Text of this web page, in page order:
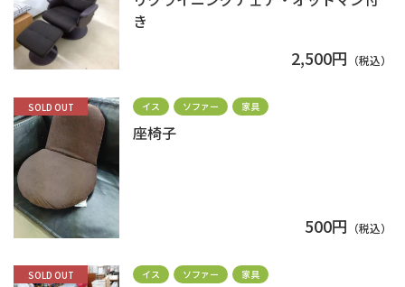
き
2,500円 （税込）
SOLD OUT イス ソファー 家具
座椅子
500円 （税込）
SOLD OUT イス ソファー 家具